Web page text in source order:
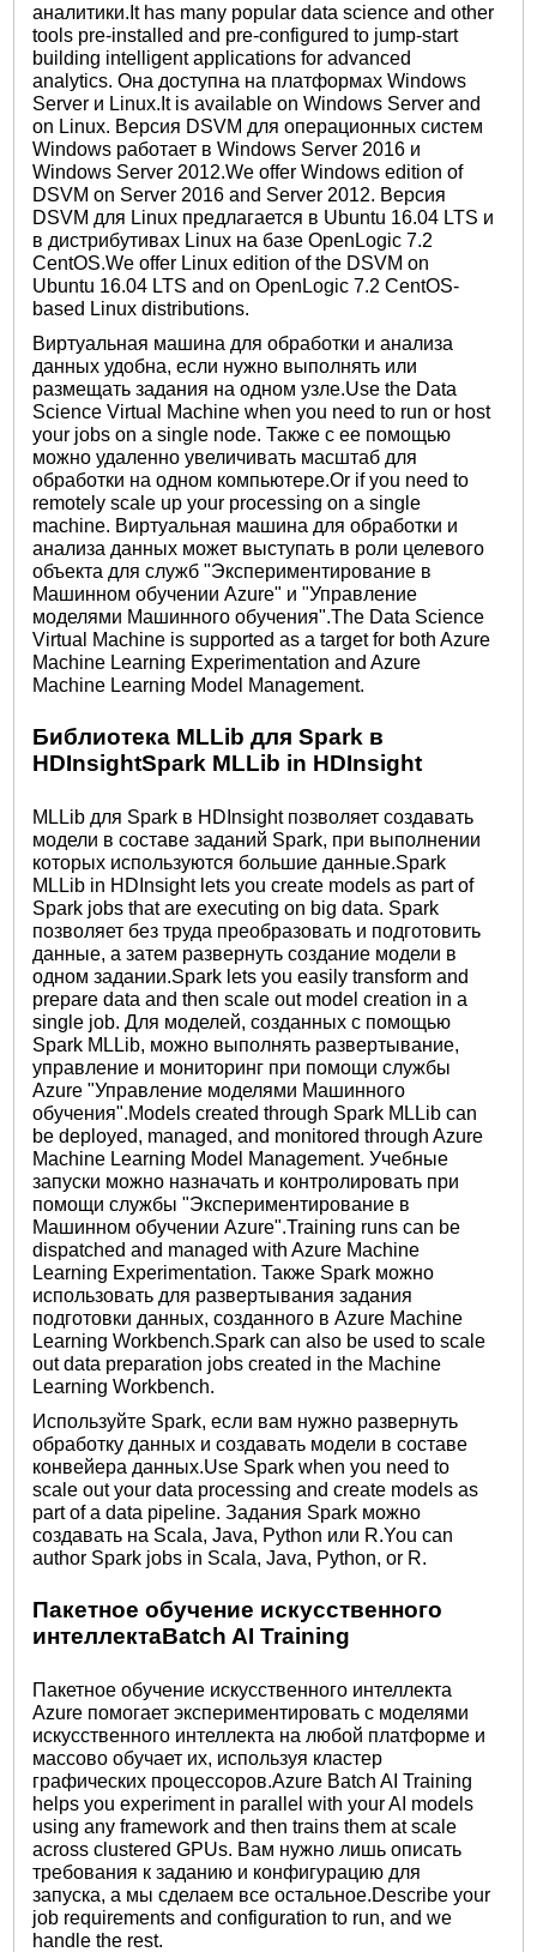
аналитики.It has many popular data science and other
tools pre-installed and pre-configured to jump-start
building intelligent applications for advanced
analytics. Она доступна на платформах Windows
Server и Linux.It is available on Windows Server and
on Linux. Версия DSVM для операционных систем
Windows работает в Windows Server 2016 и
Windows Server 2012.We offer Windows edition of
DSVM on Server 2016 and Server 2012. Версия
DSVM для Linux предлагается в Ubuntu 16.04 LTS и
в дистрибутивах Linux на базе OpenLogic 7.2
CentOS.We offer Linux edition of the DSVM on
Ubuntu 16.04 LTS and on OpenLogic 7.2 CentOS-
based Linux distributions.
Виртуальная машина для обработки и анализа
данных удобна, если нужно выполнять или
размещать задания на одном узле.Use the Data
Science Virtual Machine when you need to run or host
your jobs on a single node. Также с ее помощью
можно удаленно увеличивать масштаб для
обработки на одном компьютере.Or if you need to
remotely scale up your processing on a single
machine. Виртуальная машина для обработки и
анализа данных может выступать в роли целевого
объекта для служб "Экспериментирование в
Машинном обучении Azure" и "Управление
моделями Машинного обучения".The Data Science
Virtual Machine is supported as a target for both Azure
Machine Learning Experimentation and Azure
Machine Learning Model Management.
Библиотека MLLib для Spark в
HDInsightSpark MLLib in HDInsight
MLLib для Spark в HDInsight позволяет создавать
модели в составе заданий Spark, при выполнении
которых используются большие данные.Spark
MLLib in HDInsight lets you create models as part of
Spark jobs that are executing on big data. Spark
позволяет без труда преобразовать и подготовить
данные, а затем развернуть создание модели в
одном задании.Spark lets you easily transform and
prepare data and then scale out model creation in a
single job. Для моделей, созданных с помощью
Spark MLLib, можно выполнять развертывание,
управление и мониторинг при помощи службы
Azure "Управление моделями Машинного
обучения".Models created through Spark MLLib can
be deployed, managed, and monitored through Azure
Machine Learning Model Management. Учебные
запуски можно назначать и контролировать при
помощи службы "Экспериментирование в
Машинном обучении Azure".Training runs can be
dispatched and managed with Azure Machine
Learning Experimentation. Также Spark можно
использовать для развертывания задания
подготовки данных, созданного в Azure Machine
Learning Workbench.Spark can also be used to scale
out data preparation jobs created in the Machine
Learning Workbench.
Используйте Spark, если вам нужно развернуть
обработку данных и создавать модели в составе
конвейера данных.Use Spark when you need to
scale out your data processing and create models as
part of a data pipeline. Задания Spark можно
создавать на Scala, Java, Python или R.You can
author Spark jobs in Scala, Java, Python, or R.
Пакетное обучение искусственного
интеллектаBatch AI Training
Пакетное обучение искусственного интеллекта
Azure помогает экспериментировать с моделями
искусственного интеллекта на любой платформе и
массово обучает их, используя кластер
графических процессоров.Azure Batch AI Training
helps you experiment in parallel with your AI models
using any framework and then trains them at scale
across clustered GPUs. Вам нужно лишь описать
требования к заданию и конфигурацию для
запуска, а мы сделаем все остальное.Describe your
job requirements and configuration to run, and we
handle the rest.